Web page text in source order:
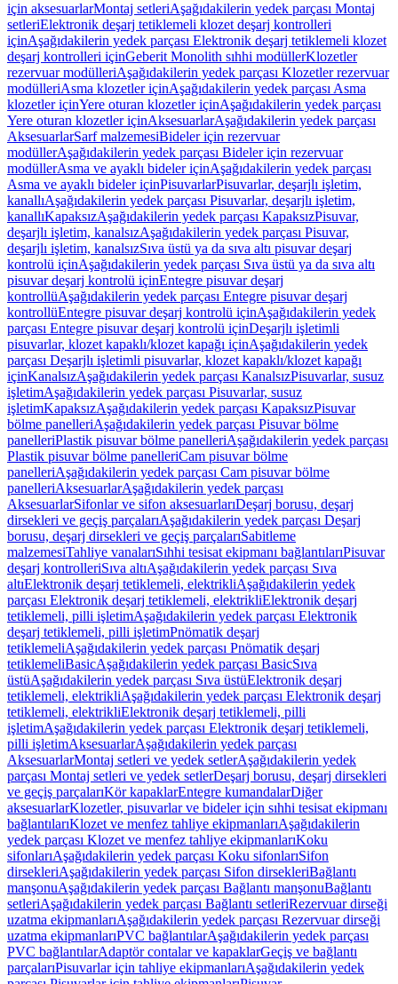
için aksesuarlarMontaj setleriAşağıdakilerin yedek parçası Montaj
setleriElektronik deşarj tetiklemeli klozet deşarj kontrolleri
içinAşağıdakilerin yedek parçası Elektronik deşarj tetiklemeli klozet
deşarj kontrolleri içinGeberit Monolith sıhhi modüllerKlozetler
rezervuar modülleriAşağıdakilerin yedek parçası Klozetler rezervuar
modülleriAsma klozetler içinAşağıdakilerin yedek parçası Asma
klozetler içinYere oturan klozetler içinAşağıdakilerin yedek parçası
Yere oturan klozetler içinAksesuarlarAşağıdakilerin yedek parçası
AksesuarlarSarf malzemesiBideler için rezervuar
modüllerAşağıdakilerin yedek parçası Bideler için rezervuar
modüllerAsma ve ayaklı bideler içinAşağıdakilerin yedek parçası
Asma ve ayaklı bideler içinPisuvarlarPisuvarlar, deşarjlı işletim,
kanallıAşağıdakilerin yedek parçası Pisuvarlar, deşarjlı işletim,
kanallıKapaksızAşağıdakilerin yedek parçası KapaksızPisuvar,
deşarjlı işletim, kanalsızAşağıdakilerin yedek parçası Pisuvar,
deşarjlı işletim, kanalsızSıva üstü ya da sıva altı pisuvar deşarj
kontrolü içinAşağıdakilerin yedek parçası Sıva üstü ya da sıva altı
pisuvar deşarj kontrolü içinEntegre pisuvar deşarj
kontrollüAşağıdakilerin yedek parçası Entegre pisuvar deşarj
kontrollüEntegre pisuvar deşarj kontrolü içinAşağıdakilerin yedek
parçası Entegre pisuvar deşarj kontrolü içinDeşarjlı işletimli
pisuvarlar, klozet kapaklı/klozet kapağı içinAşağıdakilerin yedek
parçası Deşarjlı işletimli pisuvarlar, klozet kapaklı/klozet kapağı
içinKanalsızAşağıdakilerin yedek parçası KanalsızPisuvarlar, susuz
işletimAşağıdakilerin yedek parçası Pisuvarlar, susuz
işletimKapaksızAşağıdakilerin yedek parçası KapaksızPisuvar
bölme panelleriAşağıdakilerin yedek parçası Pisuvar bölme
panelleriPlastik pisuvar bölme panelleriAşağıdakilerin yedek parçası
Plastik pisuvar bölme panelleriCam pisuvar bölme
panelleriAşağıdakilerin yedek parçası Cam pisuvar bölme
panelleriAksesuarlarAşağıdakilerin yedek parçası
AksesuarlarSifonlar ve sifon aksesuarlarıDeşarj borusu, deşarj
dirsekleri ve geçiş parçalarıAşağıdakilerin yedek parçası Deşarj
borusu, deşarj dirsekleri ve geçiş parçalarıSabitleme
malzemesiTahliye vanalarıSıhhi tesisat ekipmanı bağlantılarıPisuvar
deşarj kontrolleriSıva altıAşağıdakilerin yedek parçası Sıva
altıElektronik deşarj tetiklemeli, elektrikliAşağıdakilerin yedek
parçası Elektronik deşarj tetiklemeli, elektrikliElektronik deşarj
tetiklemeli, pilli işletimAşağıdakilerin yedek parçası Elektronik
deşarj tetiklemeli, pilli işletimPnömatik deşarj
tetiklemeliAşağıdakilerin yedek parçası Pnömatik deşarj
tetiklemeliBasicAşağıdakilerin yedek parçası BasicSıva
üstüAşağıdakilerin yedek parçası Sıva üstüElektronik deşarj
tetiklemeli, elektrikliAşağıdakilerin yedek parçası Elektronik deşarj
tetiklemeli, elektrikliElektronik deşarj tetiklemeli, pilli
işletimAşağıdakilerin yedek parçası Elektronik deşarj tetiklemeli,
pilli işletimAksesuarlarAşağıdakilerin yedek parçası
AksesuarlarMontaj setleri ve yedek setlerAşağıdakilerin yedek
parçası Montaj setleri ve yedek setlerDeşarj borusu, deşarj dirsekleri
ve geçiş parçalarıKör kapaklarEntegre kumandalarDiğer
aksesuarlarKlozetler, pisuvarlar ve bideler için sıhhi tesisat ekipmanı
bağlantılarıKlozet ve menfez tahliye ekipmanlarıAşağıdakilerin
yedek parçası Klozet ve menfez tahliye ekipmanlarıKoku
sifonlarıAşağıdakilerin yedek parçası Koku sifonlarıSifon
dirsekleriAşağıdakilerin yedek parçası Sifon dirsekleriBağlantı
manşonuAşağıdakilerin yedek parçası Bağlantı manşonuBağlantı
setleriAşağıdakilerin yedek parçası Bağlantı setleriRezervuar dirseği
uzatma ekipmanlarıAşağıdakilerin yedek parçası Rezervuar dirseği
uzatma ekipmanlarıPVC bağlantılarAşağıdakilerin yedek parçası
PVC bağlantılarAdaptör contalar ve kapaklarGeçiş ve bağlantı
parçalarıPisuvarlar için tahliye ekipmanlarıAşağıdakilerin yedek